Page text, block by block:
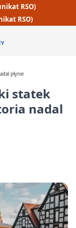
RSO)
RSO)
płynie
statek
nadal